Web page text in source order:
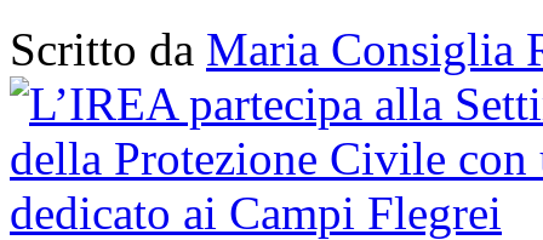
Scritto da Maria Consiglia